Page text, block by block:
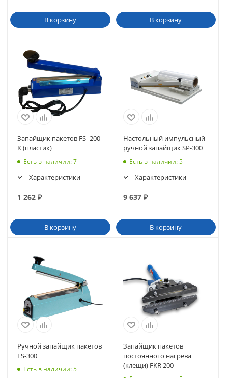
В корзину В корзину
Запайщик пакетов FS- 200-
К (пластик)
Есть в наличии: 7
Характеристики
1 262 ₽
В корзину
Настольный импульсный
ручной запайщик SP-300
Есть в наличии: 5
Характеристики
9 637₽
В корзину
Ручной запайщик пакетов
FS-300
Есть в наличии: 5
Запайщик пакетов
постоянного нагрева
(клещи) FKR 200